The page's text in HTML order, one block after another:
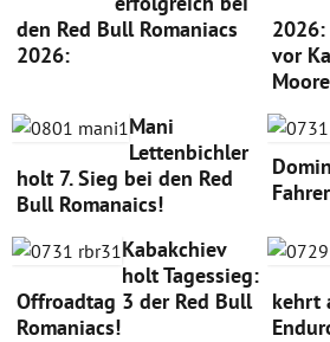
den Red Bull Romaniacs
2026:
vor
Mani
Lettenbichler
holt 7. Sieg bei den Red
Bull Romanaics!
Kabakchiev
holt Tagessieg:
Offroadtag 3 der Red Bull
Romaniacs!
kehrt